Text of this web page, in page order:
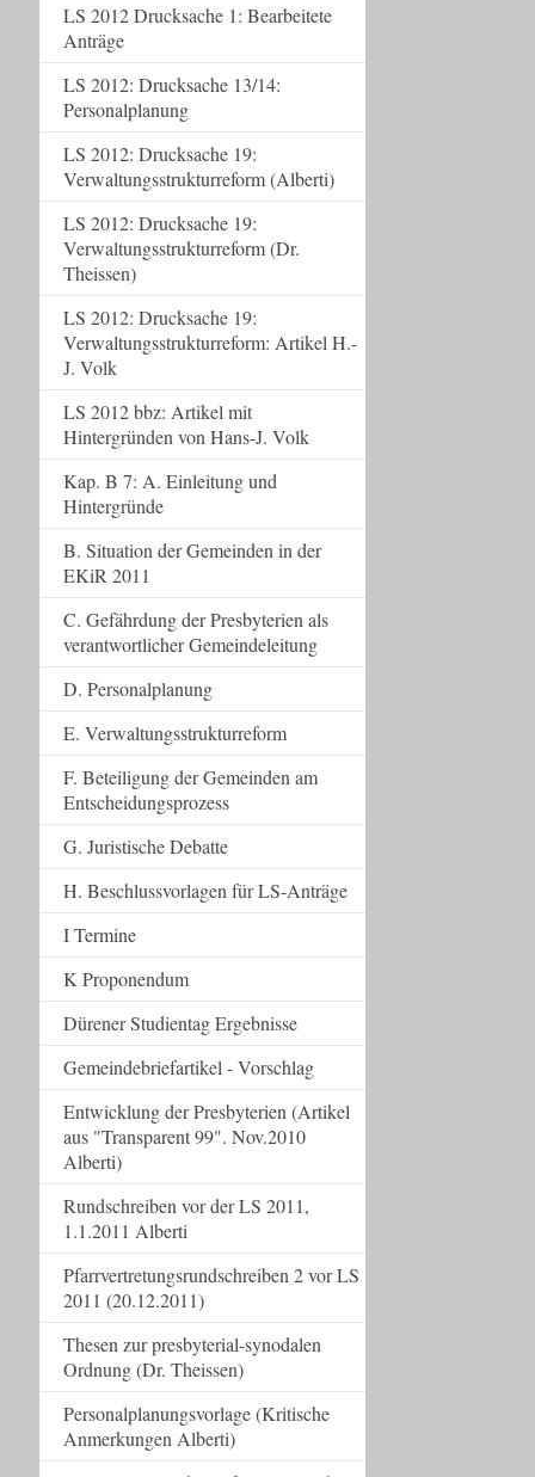
LS 2012 Drucksache 1: Bearbeitete
Anträge
LS 2012: Drucksache 13/14:
Personalplanung
LS 2012: Drucksache 19:
Verwaltungsstrukturreform (Alberti)
LS 2012: Drucksache 19:
Verwaltungsstrukturreform (Dr.
Theissen)
LS 2012: Drucksache 19:
Verwaltungsstrukturreform: Artikel H.-
J. Volk
LS 2012 bbz: Artikel mit
Hintergründen von Hans-J. Volk
Kap. B 7: A. Einleitung und
Hintergründe
B. Situation der Gemeinden in der
EKiR 2011
C. Gefährdung der Presbyterien als
verantwortlicher Gemeindeleitung
D. Personalplanung
E. Verwaltungsstrukturreform
F. Beteiligung der Gemeinden am
Entscheidungsprozess
G. Juristische Debatte
H. Beschlussvorlagen für LS-Anträge
I Termine
K Proponendum
Dürener Studientag Ergebnisse
Gemeindebriefartikel - Vorschlag
Entwicklung der Presbyterien (Artikel
aus "Transparent 99". Nov.2010
Alberti)
Rundschreiben vor der LS 2011,
1.1.2011 Alberti
Pfarrvertretungsrundschreiben 2 vor LS
2011 (20.12.2011)
Thesen zur presbyterial-synodalen
Ordnung (Dr. Theissen)
Personalplanungsvorlage (Kritische
Anmerkungen Alberti)